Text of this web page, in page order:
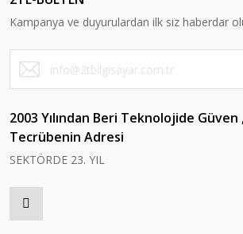
Kampanya ve duyurulardan ilk siz haberdar
2003 Yılından Beri Teknolojide Güven
Tecrübenin Adresi
SEKTÖRDE 23. YIL